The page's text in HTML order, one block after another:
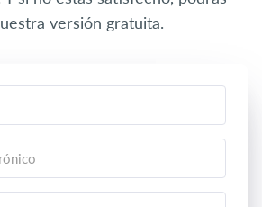
versión gratuita.